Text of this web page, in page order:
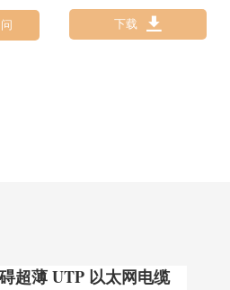
下载 
超薄 UTP 以太网电缆